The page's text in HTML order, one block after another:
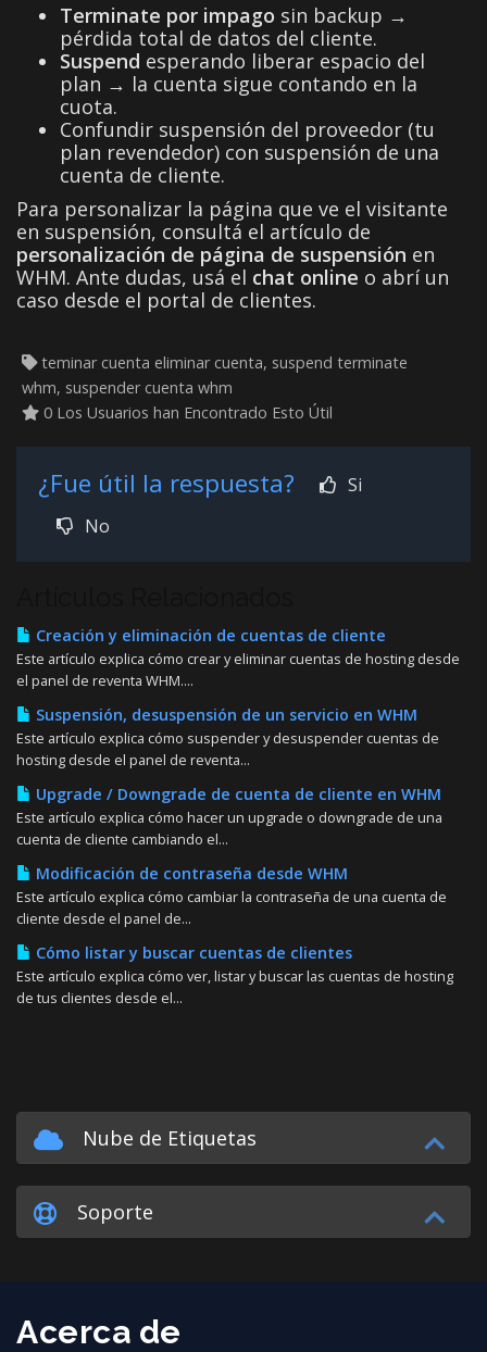
Terminate por impago sin backup →
pérdida total de datos del cliente.
Suspend esperando liberar espacio del
plan → la cuenta sigue contando en la
cuota.
Confundir suspensión del proveedor (tu
plan revendedor) con suspensión de una
cuenta de cliente.
Para personalizar la página que ve el visitante
en suspensión, consultá el artículo de
personalización de página de suspensión en
WHM. Ante dudas, usá el chat online o abrí un
caso desde el portal de clientes.
teminar cuenta eliminar cuenta, suspend terminate
whm, suspender cuenta whm
0 Los Usuarios han Encontrado Esto Útil
¿Fue útil la respuesta?
Si
No
Creación y eliminación de cuentas de cliente
Este artículo explica cómo crear y eliminar cuentas de hosting desde
el panel de reventa WHM....
Suspensión, desuspensión de un servicio en WHM
Este artículo explica cómo suspender y desuspender cuentas de
hosting desde el panel de reventa...
Upgrade / Downgrade de cuenta de cliente en WHM
Este artículo explica cómo hacer un upgrade o downgrade de una
cuenta de cliente cambiando el...
Modificación de contraseña desde WHM
Este artículo explica cómo cambiar la contraseña de una cuenta de
cliente desde el panel de...
Cómo listar y buscar cuentas de clientes
Este artículo explica cómo ver, listar y buscar las cuentas de hosting
de tus clientes desde el...
Nube de Etiquetas
Soporte
Acerca de